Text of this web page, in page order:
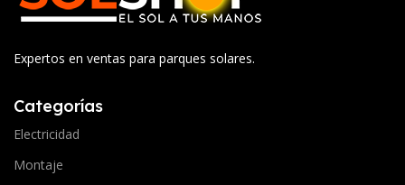
Expertos en ventas para parques solares.
Categorías
Electricidad
Montaje